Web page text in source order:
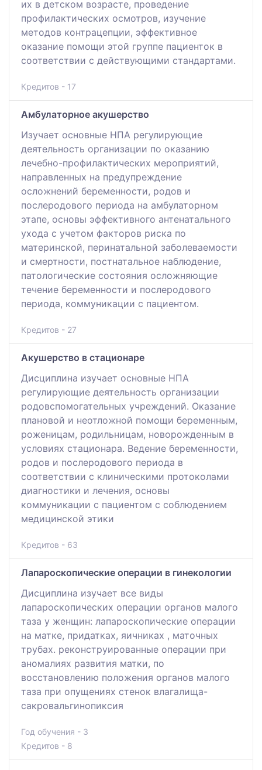
их в детском возрасте, проведение
профилактических осмотров, изучение
методов контрацепции, эффективное
оказание помощи этой группе пациенток в
соответствии с действующими стандартами.
Кредитов - 17
Амбулаторное акушерство
Изучает основные НПА регулирующие
деятельность организации по оказанию
лечебно-профилактических мероприятий,
направленных на предупреждение
осложнений беременности, родов и
послеродового периода на амбулаторном
этапе, основы эффективного антенатального
ухода с учетом факторов риска по
материнской, перинатальной заболеваемости
и смертности, постнатальное наблюдение,
патологические состояния осложняющие
течение беременности и послеродового
периода, коммуникации с пациентом.
Кредитов - 27
Акушерство в стационаре
Дисциплина изучает основные НПА
регулирующие деятельность организации
родовспомогательных учреждений. Оказание
плановой и неотложной помощи беременным,
роженицам, родильницам, новорожденным в
условиях стационара. Ведение беременности,
родов и послеродового периода в
соответствии с клиническими протоколами
диагностики и лечения, основы
коммуникации с пациентом с соблюдением
медицинской этики
Кредитов - 63
Лапароскопические операции в гинекологии
Дисциплина изучает все виды
лапароскопических операции органов малого
таза у женщин: лапароскопические операции
на матке, придатках, яичниках , маточных
трубах. реконструированные операции при
аномалиях развития матки, по
восстановлению положения органов малого
таза при опущениях стенок влагалища-
сакровальгинопиксия
Год обучения - 3
Кредитов - 8